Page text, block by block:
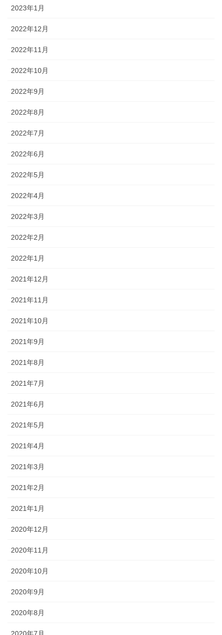
2023年1月
2022年12月
2022年11月
2022年10月
2022年9月
2022年8月
2022年7月
2022年6月
2022年5月
2022年4月
2022年3月
2022年2月
2022年1月
2021年12月
2021年11月
2021年10月
2021年9月
2021年8月
2021年7月
2021年6月
2021年5月
2021年4月
2021年3月
2021年2月
2021年1月
2020年12月
2020年11月
2020年10月
2020年9月
2020年8月